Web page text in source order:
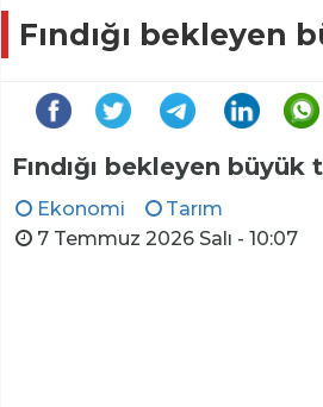
Fındığı bekleyen
Fındığı bekleyen büyük
Ekonomi
Tarım
7 Temmuz 2026 Salı - 10:07